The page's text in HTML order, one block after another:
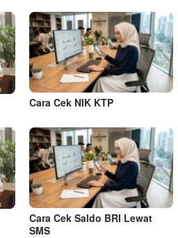
Cara Cek NIK KTP
Cara Cek Saldo BRI Lewat
SMS